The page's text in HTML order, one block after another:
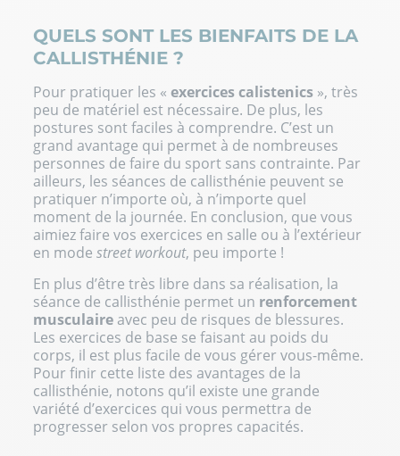
QUELS SONT LES BIENFAITS DE LA
CALLISTHÉNIE ?
Pour pratiquer les «exercices calistenics », très
peu de matériel est nécessaire. De plus, les
postures sont faciles à comprendre. C’est un
grand avantage qui permet à de nombreuses
personnes de faire du sport sans contrainte. Par
ailleurs, les séances de callisthénie peuvent se
pratiquer n’importe où, à n’importe quel
moment de la journée. En conclusion, que vous
aimiez faire vos exercices en salle ou à l’extérieur
en modestreet workout, peu importe !
En plus d’être très libre dans sa réalisation, la
séance de callisthénie permet un renforcement
musculaire avec peu de risques de blessures.
Les exercices de base se faisant au poids du
corps, il est plus facile de vous gérer vous-même.
Pour finir cette liste des avantages de la
callisthénie, notons qu’il existe une grande
variété d’exercices qui vous permettra de
progresser selon vos propres capacités.